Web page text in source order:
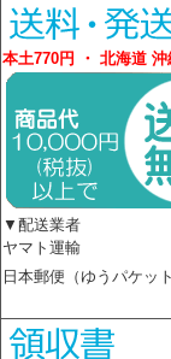
本土770円 ・ 北海道 沖
▼配送業者
ヤマト運輸
日本郵便（ゆうパケッ